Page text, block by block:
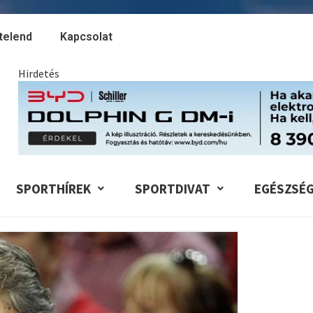
Kapcsolat
Hirdetés
SPORTHÍREK SPORTDIVAT EGÉSZSÉG